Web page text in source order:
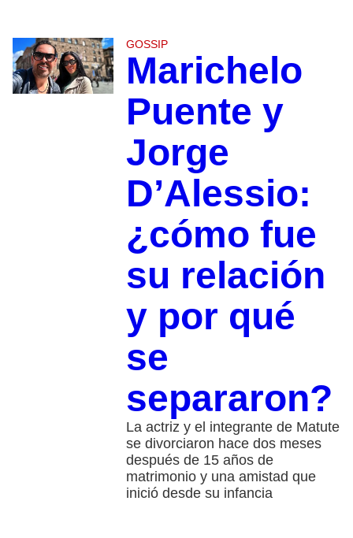
GOSSIP
Marichelo
Puente y
Jorge
D’Alessio:
¿cómo fue
su relación
y por qué
se
separaron?
La actriz y el integrante de Matute
se divorciaron hace dos meses
después de 15 años de
matrimonio y una amistad que
inició desde su infancia